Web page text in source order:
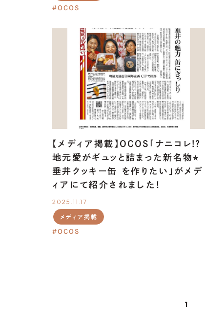
MUNICIPALITIES
OCOS
【メディア掲載】OCOS「ナニコレ!?
地元愛がギュッと詰まった新名物⭐︎
垂井クッキー缶 を作りたい」がメデ
ィアにて紹介されました！
2025.11.17
メディア掲載
OCOS
1